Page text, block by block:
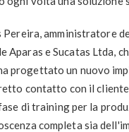
Pereira, amministratore
Aparas e Sucatas Ltda,
progettato un nuovo
contatto con il
di training per la
completa sia